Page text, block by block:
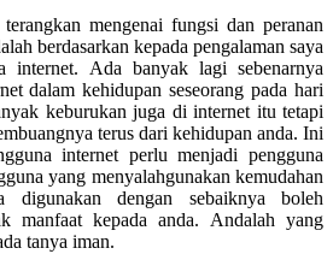
mengenai fungsi dan peranan
berdasarkan kepada pengalaman saya
internet. Ada banyak lagi sebenarnya
dalam kehidupan seseorang pada hari
keburukan juga di internet itu tetapi
terus dari kehidupan anda. Ini
internet perlu menjadi pengguna
yang menyalahgunakan kemudahan
dengan sebaiknya boleh
manfaat kepada anda. Andalah yang
tanya iman.